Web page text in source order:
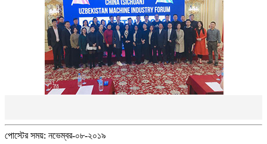
পোস্টের সময়: নভেম্বর-০৮-২০১৯